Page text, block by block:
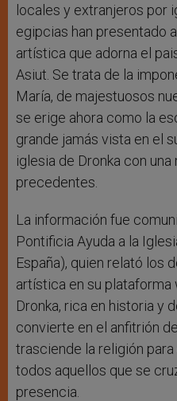
locales y extranjeros por
egipcias han presentado
artística que adorna el
Asiut. Se trata de la
María, de majestuosos
se erige ahora como la
grande jamás vista en el
iglesia de Dronka con
precedentes.
La información fue
Pontificia Ayuda a la
España), quien relató los
artística en su plataforma
Dronka, rica en historia y
convierte en el anfitrión
trasciende la religión
todos aquellos que se
presencia.